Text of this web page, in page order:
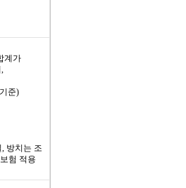
계가
준)
방치는 조
험 적용